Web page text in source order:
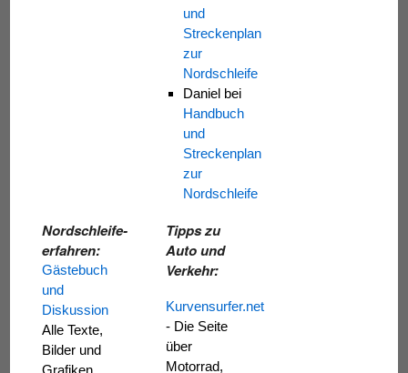
und
Streckenplan
zur
Nordschleife
Daniel bei
Handbuch
und
Streckenplan
zur
Nordschleife
Nordschleife-
erfahren:
Gästebuch
und
Diskussion
Alle Texte,
Bilder und
Grafiken
Tipps zu
Auto und
Verkehr:
Kurvensurfer.net
- Die Seite
über
Motorrad,